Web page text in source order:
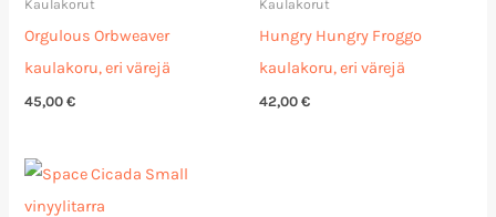
Kaulakorut
Orgulous Orbweaver
kaulakoru, eri värejä
45,00€
Kaulakorut
Hungry Hungry Froggo
kaulakoru, eri värejä
42,00 €